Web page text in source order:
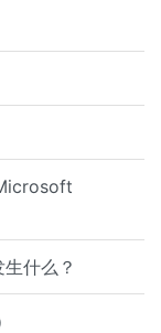
什么？